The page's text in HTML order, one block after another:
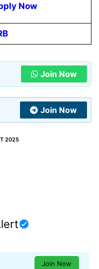
Now
Join Now
Join Now
2025
Join Now